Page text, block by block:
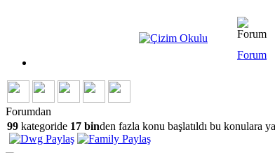
Forum
Forumdan
99 kategoride 17 binden fazla konu başlatıldı bu konulara